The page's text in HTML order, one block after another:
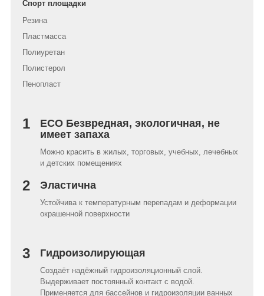
Спорт площадки
Резина
Пластмасса
Полиуретан
Полистерол
Пенопласт
1
ECO Безвредная, экологичная, не
имеет запаха
Можно красить в жилых, торговых, учебных, лечебных
и детских помещениях
2 Эластична
Устойчива к температурным перепадам и деформации
окрашенной поверхности
3 Гидроизолирующая
Создаёт надёжный гидроизоляционный слой.
Выдерживает постоянный контакт с водой.
Применяется для бассейнов и гидроизоляции ванных